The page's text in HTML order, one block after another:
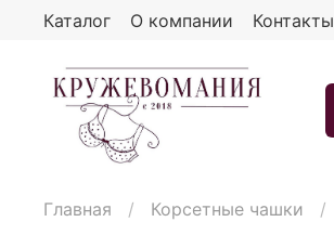
Каталог О компании Контакты
Главная Корсетные чашки